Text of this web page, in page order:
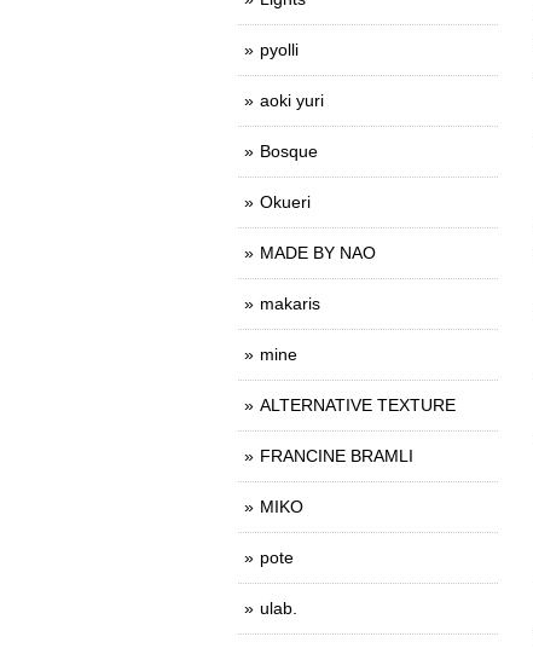
pyolli
aoki yuri
Bosque
Okueri
MADE BY NAO
makaris
mine
ALTERNATIVE TEXTURE
FRANCINE BRAMLI
MIKO
pote
ulab.